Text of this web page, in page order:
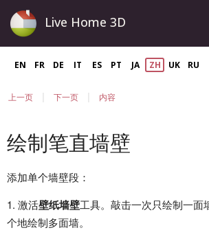
Live Home 3D
EN FR DE IT ES PT JA ZH UK RU
上一页 下一页 内容
绘制笔直墙壁
添加单个墙壁段：
1. 激活壁纸墙壁工具。敲击一次只绘制一面
个地绘制多面墙。